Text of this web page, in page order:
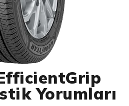
Yorumları